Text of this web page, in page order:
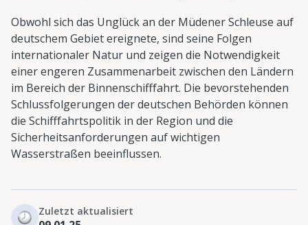
Obwohl sich das Unglück an der Müdener Schleuse auf
deutschem Gebiet ereignete, sind seine Folgen
internationaler Natur und zeigen die Notwendigkeit
einer engeren Zusammenarbeit zwischen den Ländern
im Bereich der Binnenschifffahrt. Die bevorstehenden
Schlussfolgerungen der deutschen Behörden können
die Schifffahrtspolitik in der Region und die
Sicherheitsanforderungen auf wichtigen
Wasserstraßen beeinflussen.
Zuletzt aktualisiert